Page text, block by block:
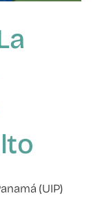
(UIP)